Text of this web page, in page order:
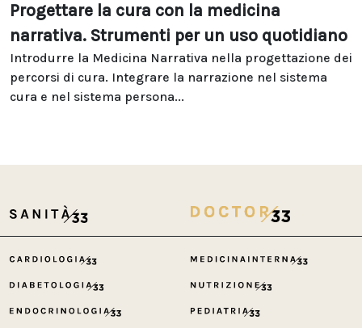
Progettare la cura con la medicina
narrativa. Strumenti per un uso quotidiano
Introdurre la Medicina Narrativa nella progettazione dei
percorsi di cura. Integrare la narrazione nel sistema
cura e nel sistema persona...